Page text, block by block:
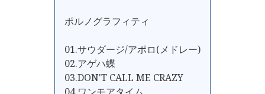
ポルノグラフィティ
01.サウダージ/アポロ(メドレー)
02.アゲハ蝶
03.DON'T CALL ME CRAZY